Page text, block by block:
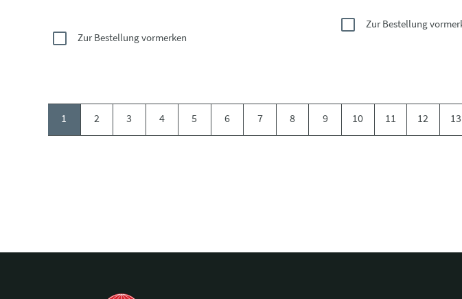
Zur Bestellung vormerken
Zur Bestellung
1 2 3 4 5 6 7 8 9 10 11 12 13